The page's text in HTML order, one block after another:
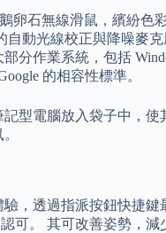
卵石無線滑鼠，繽紛
自動光線校正與降噪
分作業系統，包括
的相容性標準。
型電腦放入袋子中，
，透過指派按鈕快捷
可。 其可改善姿勢，減